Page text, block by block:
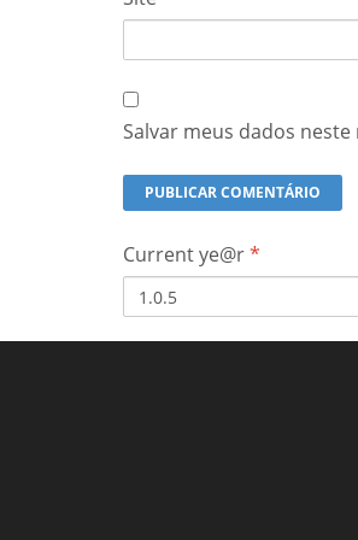
Salvar meus dados
Current ye@r*